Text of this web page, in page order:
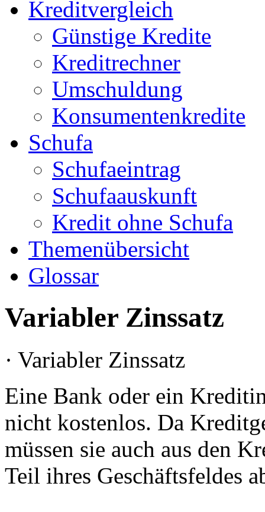
Kreditvergleich
Günstige Kredite
Kreditrechner
Umschuldung
Konsumentenkredite
Schufa
Schufaeintrag
Schufaauskunft
Kredit ohne Schufa
Themenübersicht
Glossar
Variabler Zinssatz
· Variabler Zinssatz
Eine Bank oder ein
nicht kostenlos. Da
müssen sie auch aus den
Teil ihres Geschäftsfeldes